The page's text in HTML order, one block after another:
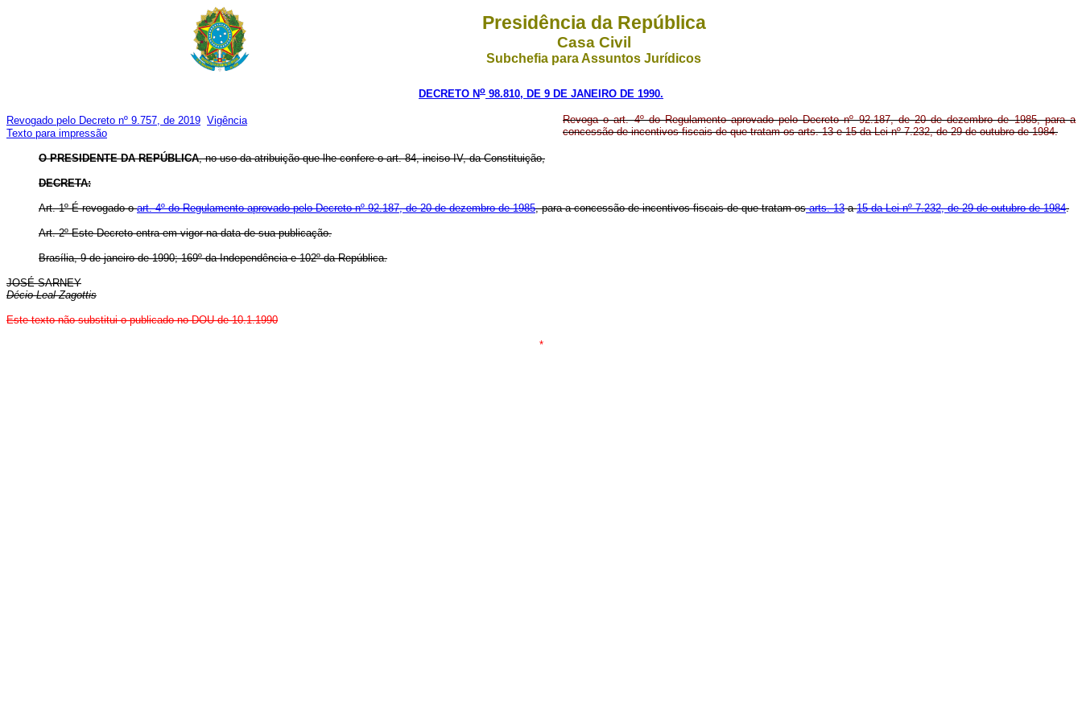
Presidência da República
Casa Civil
Subchefia para Assuntos Jurídicos
DECRETO No 98.810, DE 9 DE JANEIRO DE 1990.
Revogado pelo Decreto nº 9.757, de 2019 Vigência
Texto para impressão
Revoga o art. 4º do Regulamento aprovado pelo Decreto nº 92.187, de 20 de dezembro de 1985, para a
concessão de incentivos fiscais de que tratam os arts. 13 e 15 da Lei nº 7.232, de 29 de outubro de 1984.
O PRESIDENTE DA REPÚBLICA, no uso da atribuição que lhe confere o art. 84, inciso IV, da Constituição,
DECRETA:
Art. 1º É revogado oart. 4º do Regulamento aprovado pelo Decreto nº 92.187, de 20 de dezembro de 1985, para a concessão de incentivos fiscais de que tratam osarts. 13a15 da Lei nº 7.232, de 29 de outubro de 1984.
Art. 2º Este Decreto entra em vigor na data de sua publicação.
Brasília, 9 de janeiro de 1990; 169º da Independência e 102º da República.
JOSÉ SARNEY
Décio Leal Zagottis
Este texto não substitui o publicado no DOU de 10.1.1990
*